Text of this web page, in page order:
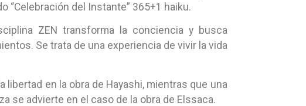
“Celebración del Instante” 365+1 haiku.
ZEN transforma la conciencia y busca
Se trata de una experiencia de vivir la vida
en la obra de Hayashi, mientras que una
se advierte en el caso de la obra de Elssaca.